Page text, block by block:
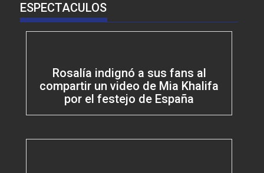
ESPECTACULOS
Rosalía indignó a sus fans al
compartir un video de Mia Khalifa
por el festejo de España